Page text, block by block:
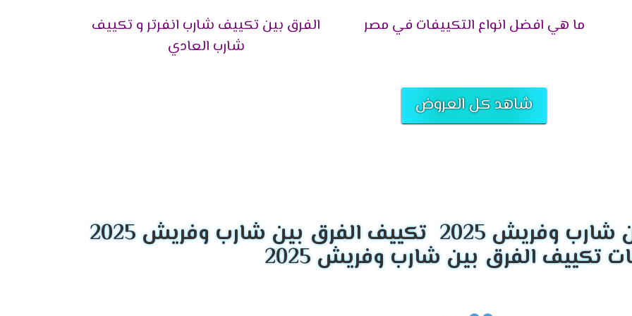
والشرق الاوسط فنحن نقوم بتزويد تكييف شارب العربى بخاصية البلازما كلاستر التى تقوم بتنظيف الهواء من أى
كفاءة الجهاز من التلف من خلال خاصية منع تكون الثلج فى حالة ارتفاع درجة التبريد لأن المكيف يقوم بالتخلص
صوت عالى يسبب ازعاج للعميل عند تشغيله ولكن الان مع تكييف شارب هتجد خاصية التشغيل الهادئ التى تعمل على
توتر او إزعاج للعميل .
ما هي افضل انواع التكييفات في مصر
الفرق بين تكييف شارب انفرتر و تكييف
شارب العادي
شاهد كل العروض
تكييف الفرق بين شارب وفريش 2025